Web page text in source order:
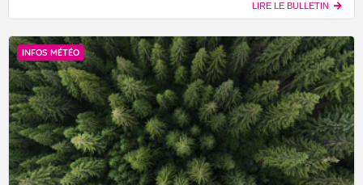
LIRE LE BULLETIN
INFOS MÉTÉO